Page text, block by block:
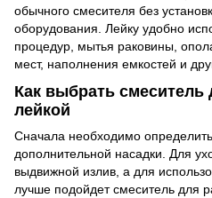
обычного смесителя без
оборудования. Лейку удобно
процедур, мытья раковины,
мест, наполнения емкостей и
Как выбрать смеситель
лейкой
Сначала необходимо
дополнительной насадки. Для
выдвижной излив, а для
лучше подойдет смеситель для